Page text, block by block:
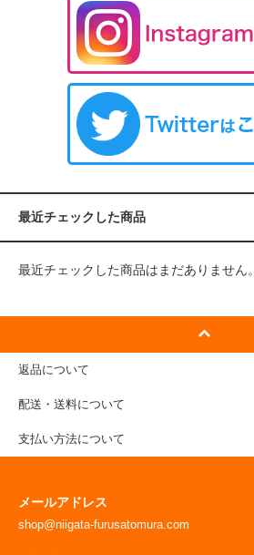
最近チェックした商品
最近チェックした商品はまだありません。
返品について
配送・送料について
支払い方法について
メールアドレス
shop@niigata-furusatomura.com